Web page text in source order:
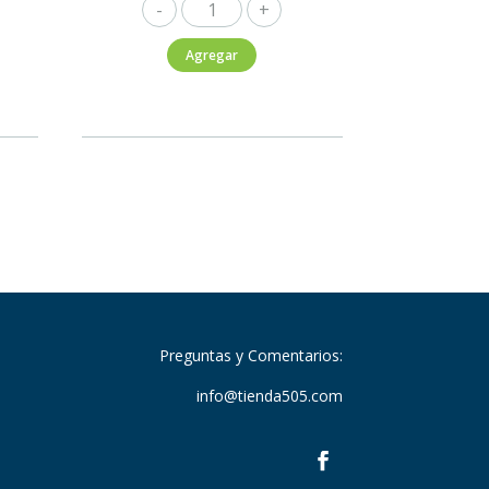
Jack
Daniel's
Honey
Agregar
Preguntas y Comentarios:
info@tienda505.com